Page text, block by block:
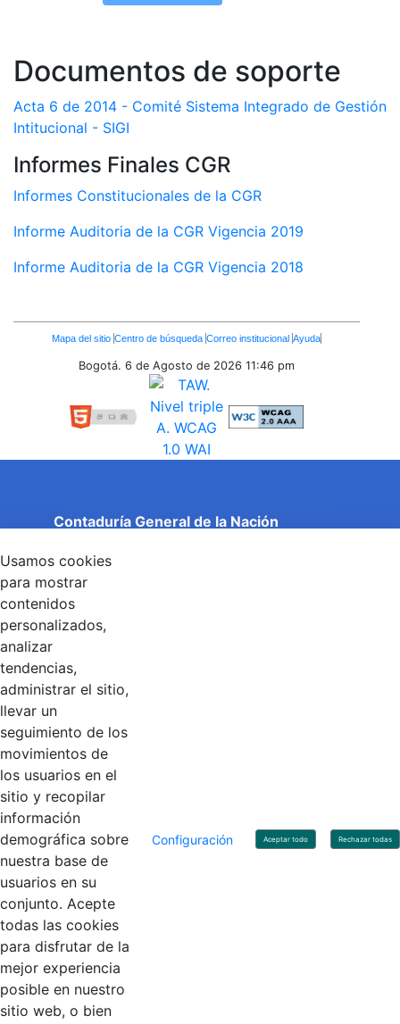
Documentos de soporte
Acta 6 de 2014 - Comité Sistema Integrado de Gestión
Intitucional - SIGI
Informes Finales CGR
Informes Constitucionales de la CGR
Informe Auditoria de la CGR Vigencia 2019
Informe Auditoria de la CGR Vigencia 2018
Enlaces
Inferiores
Mapa del sitio Centro de búsqueda Correo institucional Ayuda
Bogotá. 6 de Agosto de 2026 11:46 pm
Contaduría General de la Nación
Entidad adscrita al Ministerio de Hacienda y Crédito
Público
Torre 1 (Aire) - Piso 15, Bogotá D.C., Colombia
Código Postal: 111071
Linkedin
Contacto
Línea de servicio al ciudadano: +57(601) 492 64 00
Correo Institucional:
Correo de notificaciones judiciales:
notificacionjudicial@contaduria.gov.co
Correo de Asuntos disciplinarios:
asuntosdisciplinarios@contaduria.gov.co
Línea Anticorrupción: +57(601) 492 64 00 Ext. 4
Política de privacidad y protección de datos personales
Política de derechos de autor
Términos y condiciones de uso
© Copyright 2026 - Todos los derechos reservados
Gobierno de Colombia
Usamos cookies
para mostrar
contenidos
personalizados,
analizar
tendencias,
administrar el sitio,
llevar un
seguimiento de los
movimientos de
los usuarios en el
sitio y recopilar
información
demográfica sobre
nuestra base de
usuarios en su
conjunto. Acepte
todas las cookies
para disfrutar de la
mejor experiencia
posible en nuestro
sitio web, o bien
Configuración Aceptar todo Rechazar todas